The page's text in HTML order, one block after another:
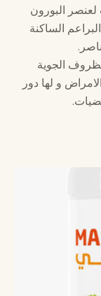
البورون
الساكنة
الجوية
و لها دور